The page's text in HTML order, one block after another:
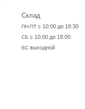
Склад
ПН-ПТ с 10:00 до 18:30
СБ с 10:00 до 18:00
ВС выходной